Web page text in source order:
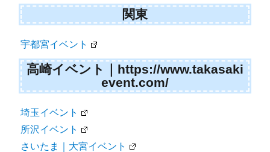
関東
宇都宮イベント
高崎イベント｜https://www.takasaki
event.com/
埼玉イベント
所沢イベント
さいたま｜大宮イベント